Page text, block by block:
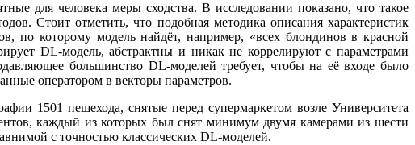
для человека меры сходства. В исследовании показано, что такое
Стоит отметить, что подобная методика описания характеристик
по которому модель найдёт, например, «всех блондинов в красной
DL-модель, абстрактны и никак не коррелируют с параметрами
большинство DL-моделей требует, чтобы на её входе было
оператором в векторы параметров.
1501 пешехода, снятые перед супермаркетом возле Университета
каждый из которых был снят минимум двумя камерами из шести
с точностью классических DL-моделей.